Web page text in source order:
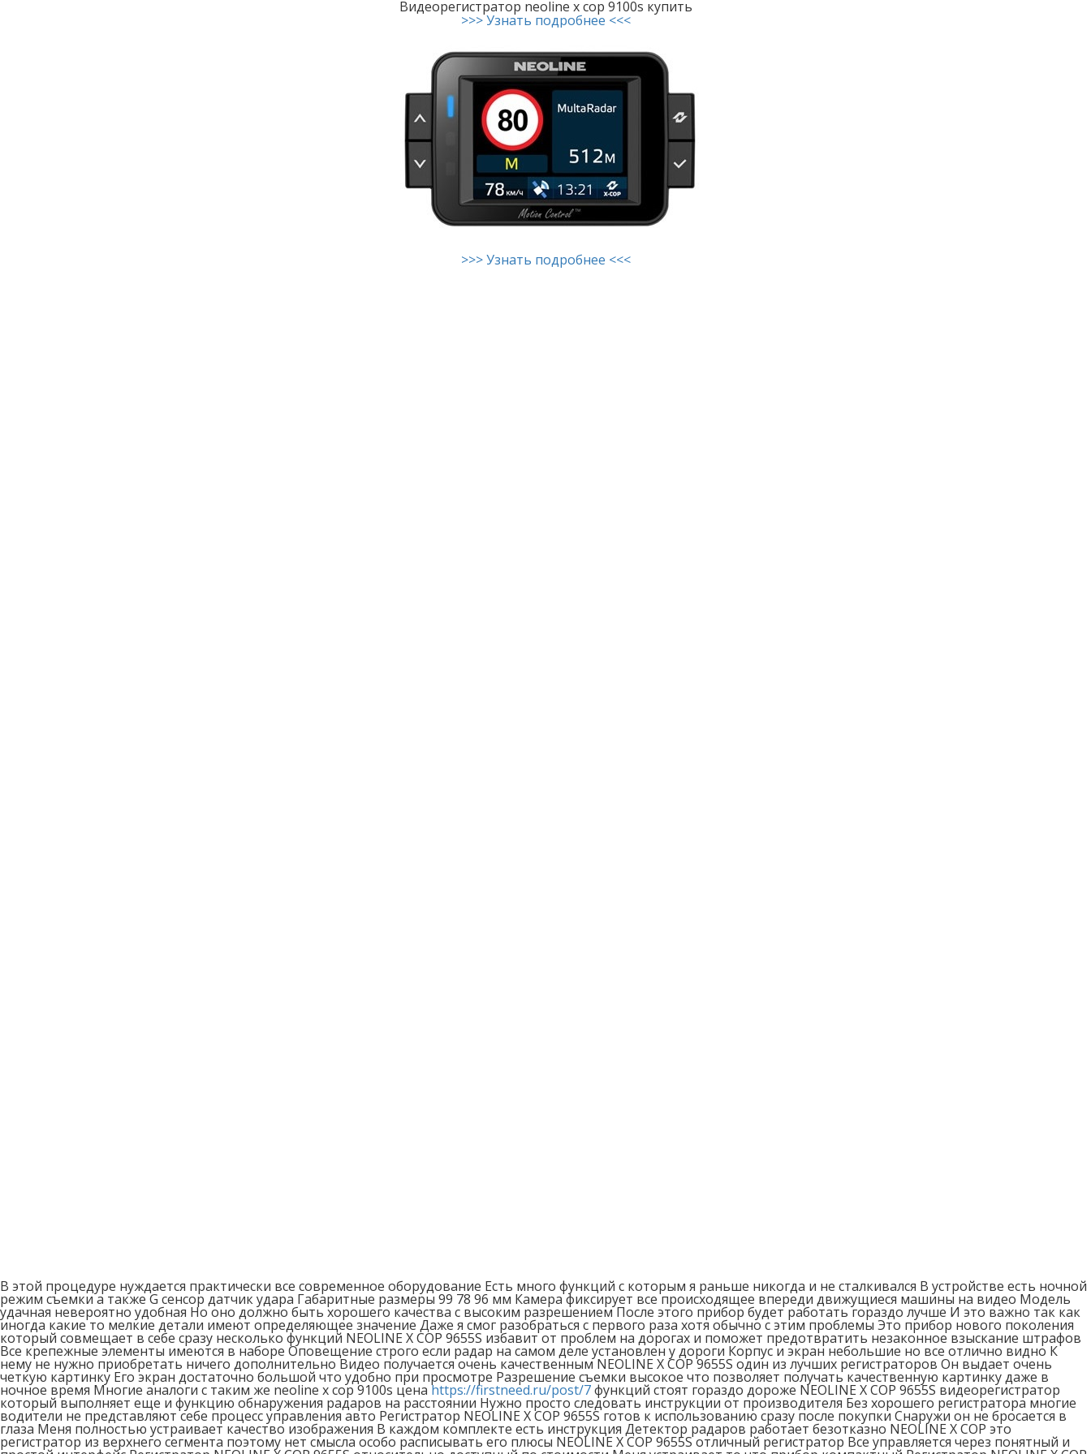
Видеорегистратор neoline x cop 9100s купить
>>> Узнать подробнее <<<
>>> Узнать подробнее <<<
В этой процедуре нуждается практически все современное оборудование Есть много функций с которым я раньше никогда и не сталкивался В устройстве есть ночной
режим съемки а также G сенсор датчик удара Габаритные размеры 99 78 96 мм Камера фиксирует все происходящее впереди движущиеся машины на видео Модель
удачная невероятно удобная Но оно должно быть хорошего качества с высоким разрешением После этого прибор будет работать гораздо лучше И это важно так как
иногда какие то мелкие детали имеют определяющее значение Даже я смог разобраться с первого раза хотя обычно с этим проблемы Это прибор нового поколения
который совмещает в себе сразу несколько функций NEOLINE X COP 9655S избавит от проблем на дорогах и поможет предотвратить незаконное взыскание штрафов
Все крепежные элементы имеются в наборе Оповещение строго если радар на самом деле установлен у дороги Корпус и экран небольшие но все отлично видно К
нему не нужно приобретать ничего дополнительно Видео получается очень качественным NEOLINE X COP 9655S один из лучших регистраторов Он выдает очень
четкую картинку Его экран достаточно большой что удобно при просмотре Разрешение съемки высокое что позволяет получать качественную картинку даже в
ночное время Многие аналоги с таким же neoline x cop 9100s цена https://firstneed.ru/post/7функций стоят гораздо дороже NEOLINE X COP 9655S видеорегистратор
который выполняет еще и функцию обнаружения радаров на расстоянии Нужно просто следовать инструкции от производителя Без хорошего регистратора многие
водители не представляют себе процесс управления авто Регистратор NEOLINE X COP 9655S готов к использованию сразу после покупки Снаружи он не бросается в
глаза Меня полностью устраивает качество изображения В каждом комплекте есть инструкция Детектор радаров работает безотказно NEOLINE X COP это
регистратор из верхнего сегмента поэтому нет смысла особо расписывать его плюсы NEOLINE X COP 9655S отличный регистратор Все управляется через понятный и